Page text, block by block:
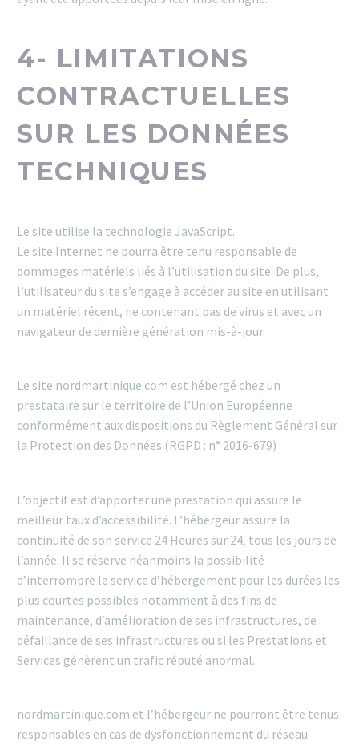
4- LIMITATIONS
CONTRACTUELLES
SUR LES DONNÉES
TECHNIQUES
Le site utilise la technologie JavaScript.
Le site Internet ne pourra être tenu responsable de
dommages matériels liés à l’utilisation du site. De plus,
l’utilisateur du site s’engage à accéder au site en utilisant
un matériel récent, ne contenant pas de virus et avec un
navigateur de dernière génération mis-à-jour.
Le site nordmartinique.com est hébergé chez un
prestataire sur le territoire de l’Union Européenne
conformément aux dispositions du Règlement Général sur
la Protection des Données (RGPD : n° 2016-679)
L’objectif est d’apporter une prestation qui assure le
meilleur taux d’accessibilité. L’hébergeur assure la
continuité de son service 24 Heures sur 24, tous les jours de
l’année. Il se réserve néanmoins la possibilité
d’interrompre le service d’hébergement pour les durées les
plus courtes possibles notamment à des fins de
maintenance, d’amélioration de ses infrastructures, de
défaillance de ses infrastructures ou si les Prestations et
Services génèrent un trafic réputé anormal.
nordmartinique.com et l’hébergeur ne pourront être tenus
responsables en cas de dysfonctionnement du réseau